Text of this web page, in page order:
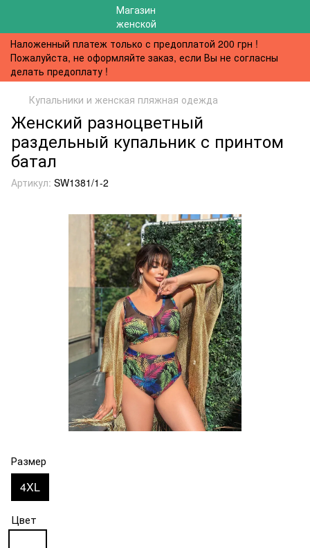
Наложенный платеж только с предоплатой 200 грн !
Пожалуйста, не оформляйте заказ, если Вы не согласны
делать предоплату !
Купальники и женская пляжная одежда
Женский разноцветный
раздельный купальник с принтом
батал
Артикул: SW1381/1-2
Размер
4XL
Цвет